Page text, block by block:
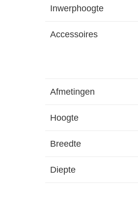
Inwerphoogte
Accessoires
Afmetingen
Hoogte
Breedte
Diepte